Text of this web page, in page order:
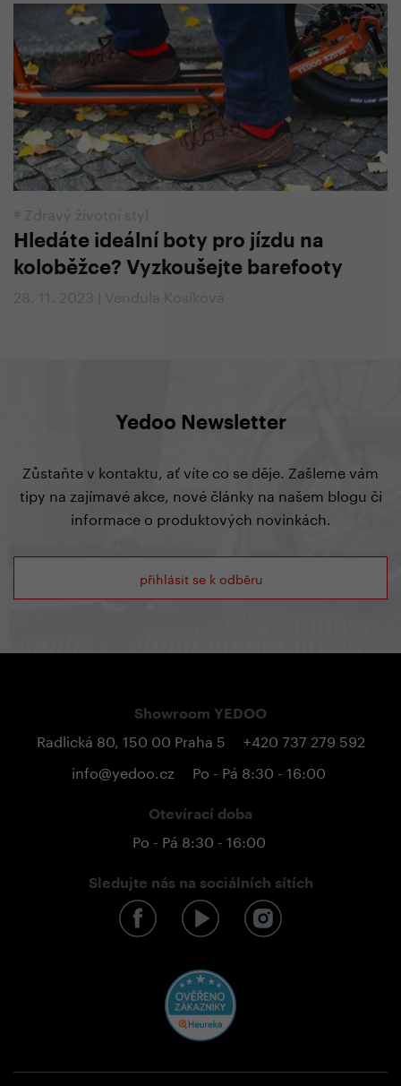
# Zdravý životní styl
Hledáte ideální boty pro jízdu na
koloběžce? Vyzkoušejte barefooty
28. 11. 2023 | Vendula Kosíková
Yedoo Newsletter
Zůstaňte v kontaktu, ať víte co se děje. Zašleme vám
tipy na zajímavé akce, nové články na našem blogu či
informace o produktových novinkách.
přihlásit se k odběru
Showroom YEDOO
Radlická 80, 150 00 Praha 5
+420 737 279 592
info@yedoo.cz
Po - Pá 8:30 - 16:00
Otevírací doba
Po - Pá 8:30 - 16:00
Sledujte nás na sociálních sítích